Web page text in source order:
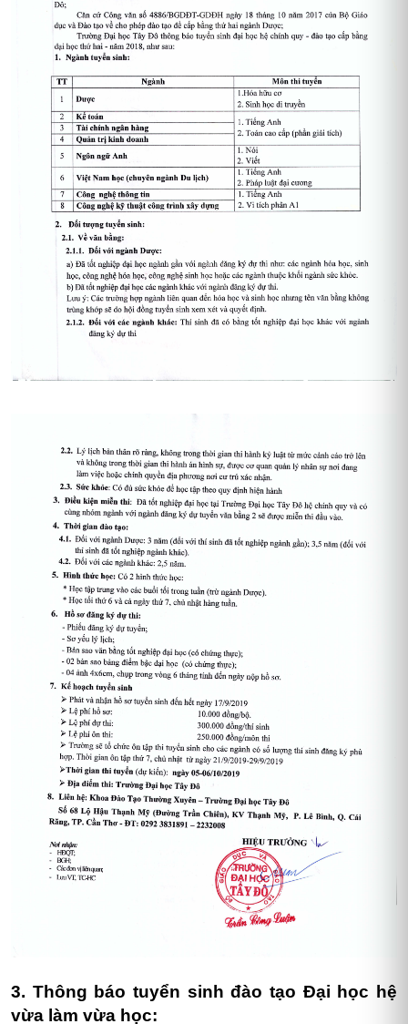
3. Thông báo tuyển sinh đào tạo Đại học hệ
vừa làm vừa học: